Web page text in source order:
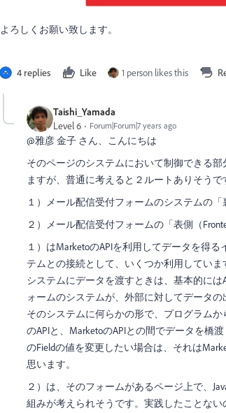
よろしくお願い致します。
4 replies Like 1 person likes this
Taishi_Yamada
Level 6 Forum|Forum|7 years ago
@雅彦 金子 さん、こんにちは
そのページのシステムにおいて制御できる
ますが、普通に考えると２ルートありそうで
１）メール配信受付フォームのシステムの「
２）メール配信受付フォームの「表側（
１）はMarketoのAPIを利用してデータを得
テムとの接続として、いくつか利用してい
システムにデータを渡すときは、基本的には
ォームのシステムが、外部に対してデータ
そのシステムに何らかの形で、プログラム
のAPIと、MarketoのAPIとの間でデータを橋
のFieldの値を変更したい場合は、それは
思います。
２）は、そのフォームがあるページ上で、
組みが考えられそうです。実践したことな